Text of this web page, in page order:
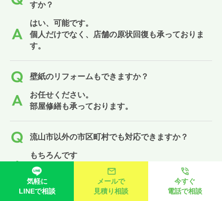
すか？
はい、可能です。
個人だけでなく、店舗の原状回復も承っておりま
す。
壁紙のリフォームもできますか？
お任せください。
部屋修繕も承っております。
流山市以外の市区町村でも対応できますか？
もちろんです
ゴミ屋敷ハンターでは、流山市をはじめ、関東一円
の都県・市区町村に対応しております。
気軽に
LINEで相談
メールで
見積り相談
今すぐ
電話で相談